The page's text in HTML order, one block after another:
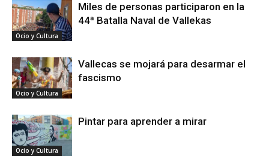
Ocio y Cultura
Miles de personas participaron en la
44ª Batalla Naval de Vallekas
Ocio y Cultura
Vallecas se mojará para desarmar el
fascismo
Ocio y Cultura
Pintar para aprender a mirar